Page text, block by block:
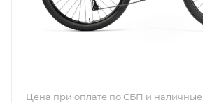
Цена при оплате по СБП и наличные